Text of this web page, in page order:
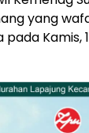
yang
Kamis,